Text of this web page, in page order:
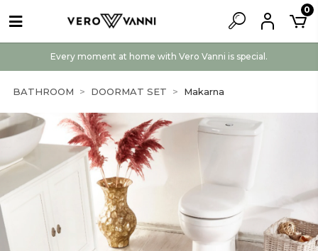
Every moment at home with Vero Vanni is special.
0
BATHROOM DOORMAT SET Makarna